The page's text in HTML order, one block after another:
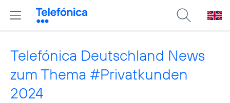
Telefónica Deutschland News
zum Thema #Privatkunden
2024